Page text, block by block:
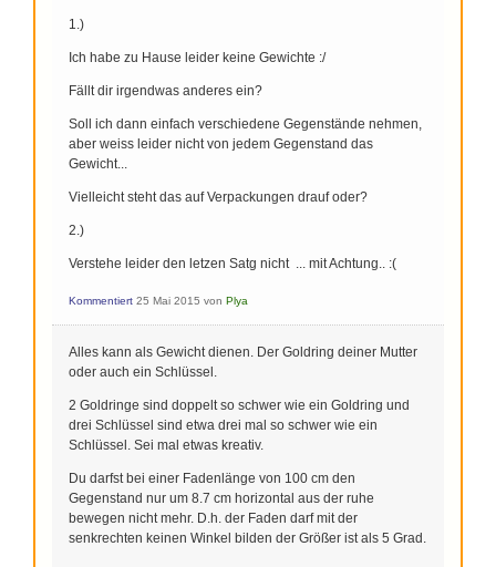
1.)
Ich habe zu Hause leider keine Gewichte :/
Fällt dir irgendwas anderes ein?
Soll ich dann einfach verschiedene Gegenstände nehmen,
aber weiss leider nicht von jedem Gegenstand das
Gewicht...
Vielleicht steht das auf Verpackungen drauf oder?
2.)
Verstehe leider den letzen Satg nicht ... mit Achtung.. :(
Kommentiert 25 Mai 2015 von Plya
Alles kann als Gewicht dienen. Der Goldring deiner Mutter
oder auch ein Schlüssel.
2 Goldringe sind doppelt so schwer wie ein Goldring und
drei Schlüssel sind etwa drei mal so schwer wie ein
Schlüssel. Sei mal etwas kreativ.
Du darfst bei einer Fadenlänge von 100 cm den
Gegenstand nur um 8.7 cm horizontal aus der ruhe
bewegen nicht mehr. D.h. der Faden darf mit der
senkrechten keinen Winkel bilden der Größer ist als 5 Grad.